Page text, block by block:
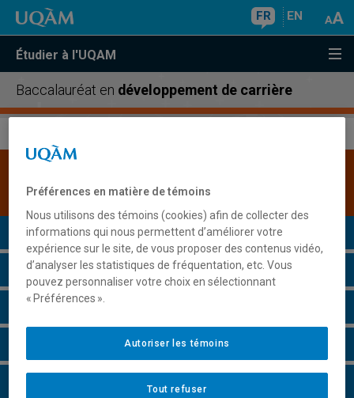
FR EN
Étudier à l'UQAM
Baccalauréat en développement de carrière
disponible.Cliquez ici pour la consulter
Présentation du programme
Conditions d'admission
Cours à suivre et horaires
Grille de cheminement
Préférences en matière de témoins
Nous utilisons des témoins (cookies) afin de collecter des
informations qui nous permettent d’améliorer votre
expérience sur le site, de vous proposer des contenus vidéo,
d’analyser les statistiques de fréquentation, etc. Vous
pouvez personnaliser votre choix en sélectionnant
« Préférences ».
Tout refuser
Autoriser les témoins